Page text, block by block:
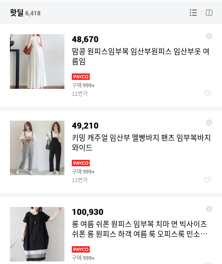
핫딜 6,418
48,670
맘콩 원피스임부복 임산부원피스 임산부옷 여
름임
구매 999+
11번가
49,210
키밍 캐주얼 임산부 멜빵바지 팬츠 임부복바지
와이드
구매 999+
11번가
100,930
롱 여름 쉬폰 원피스 임부복 치마 면 빅사이즈
쉬폰 롱 원피스 하객 여름 룩 오피스룩 민소매
여성
구매 999+